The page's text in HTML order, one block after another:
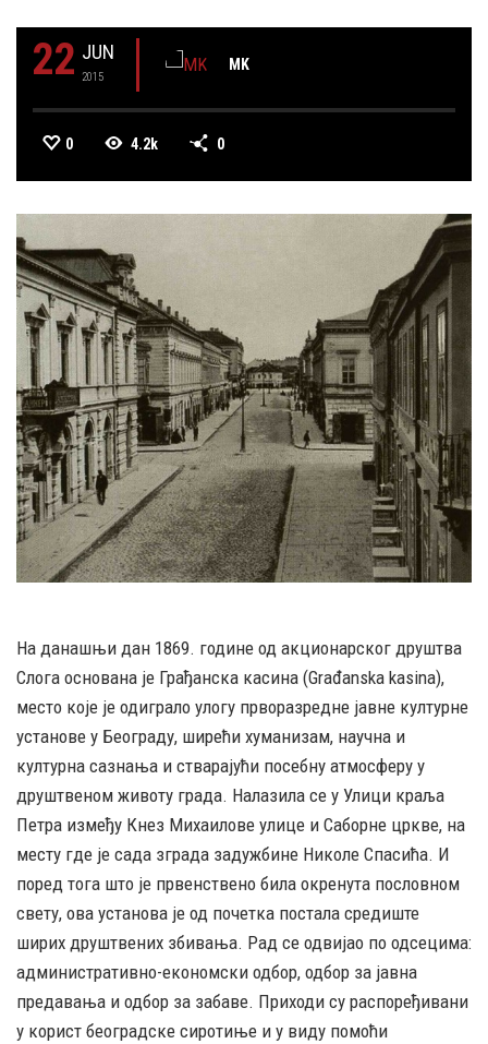
22 JUN
2015
MK
0 4.2k 0
На данашњи дан 1869. године од акционарског друштва
Слога основана је Грађанска касина (Građanska kasina),
место које је одиграло улогу прворазредне јавне културне
установе у Београду, ширећи хуманизам, научна и
културна сазнања и стварајући посебну атмосферу у
друштвеном животу града. Налазила се у Улици краља
Петра између Кнез Михаилове улице и Саборне цркве, на
месту где је сада зграда задужбине Николе Спасића. И
поред тога што је првенствено била окренута пословном
свету, ова установа је од почетка постала средиште
ширих друштвених збивања. Рад се одвијао по одсецима:
административно-економски одбор, одбор за јавна
предавања и одбор за забаве. Приходи су распоређивани
у корист београдске сиротиње и у виду помоћи